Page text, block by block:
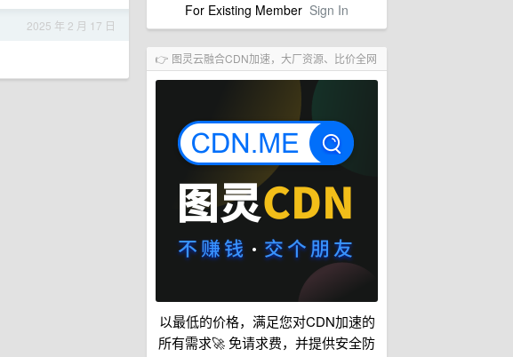
For Existing Member Sign In
👉 图灵云融合CDN加速，大厂资源、比价全网
以最低的价格，满足您对CDN加速的
所有需求🚀 免请求费，并提供安全防
2025 年 2 月 17 日